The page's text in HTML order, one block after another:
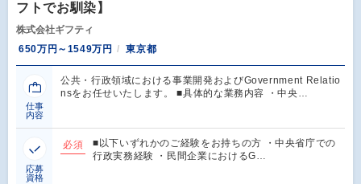
フトでお馴染】
株式会社ギフティ
650万円～1549万円
東京都
仕事
内容
公共・行政領域における事業開発およびGovernment Relatio
nsをお任せいたします。 ■具体的な業務内容 ・中央…
応募
資格
必須
■以下いずれかのご経験をお持ちの方 ・中央省庁での
行政実務経験 ・民間企業におけるG…